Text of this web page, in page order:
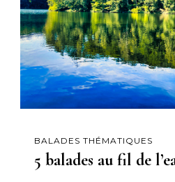
BALADES THÉMATIQUES
5 balades au fil de